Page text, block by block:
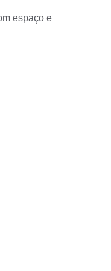
espaço e